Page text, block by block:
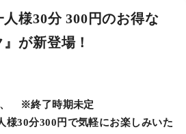
人様30分 300円のお得な
が新登場！
、 ※終了時期未定
様30分300円で気軽にお楽しみいた